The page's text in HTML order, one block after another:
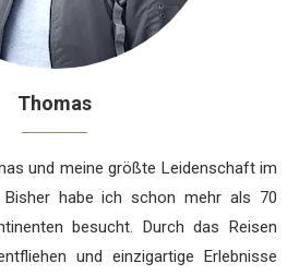
Thomas
und meine größte Leidenschaft im
habe ich schon mehr als 70
besucht. Durch das Reisen
und einzigartige Erlebnisse